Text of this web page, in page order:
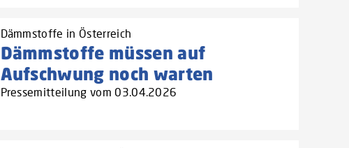
Dämmstoffe in Österreich
Dämmstoffe müssen auf
Aufschwung noch warten
Pressemitteilung vom 03.04.2026